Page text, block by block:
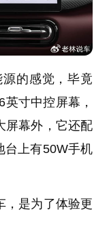
的感觉，毕竟
寸中控屏幕，
屏幕外，它还配
台上有50W手机
，是为了体验更